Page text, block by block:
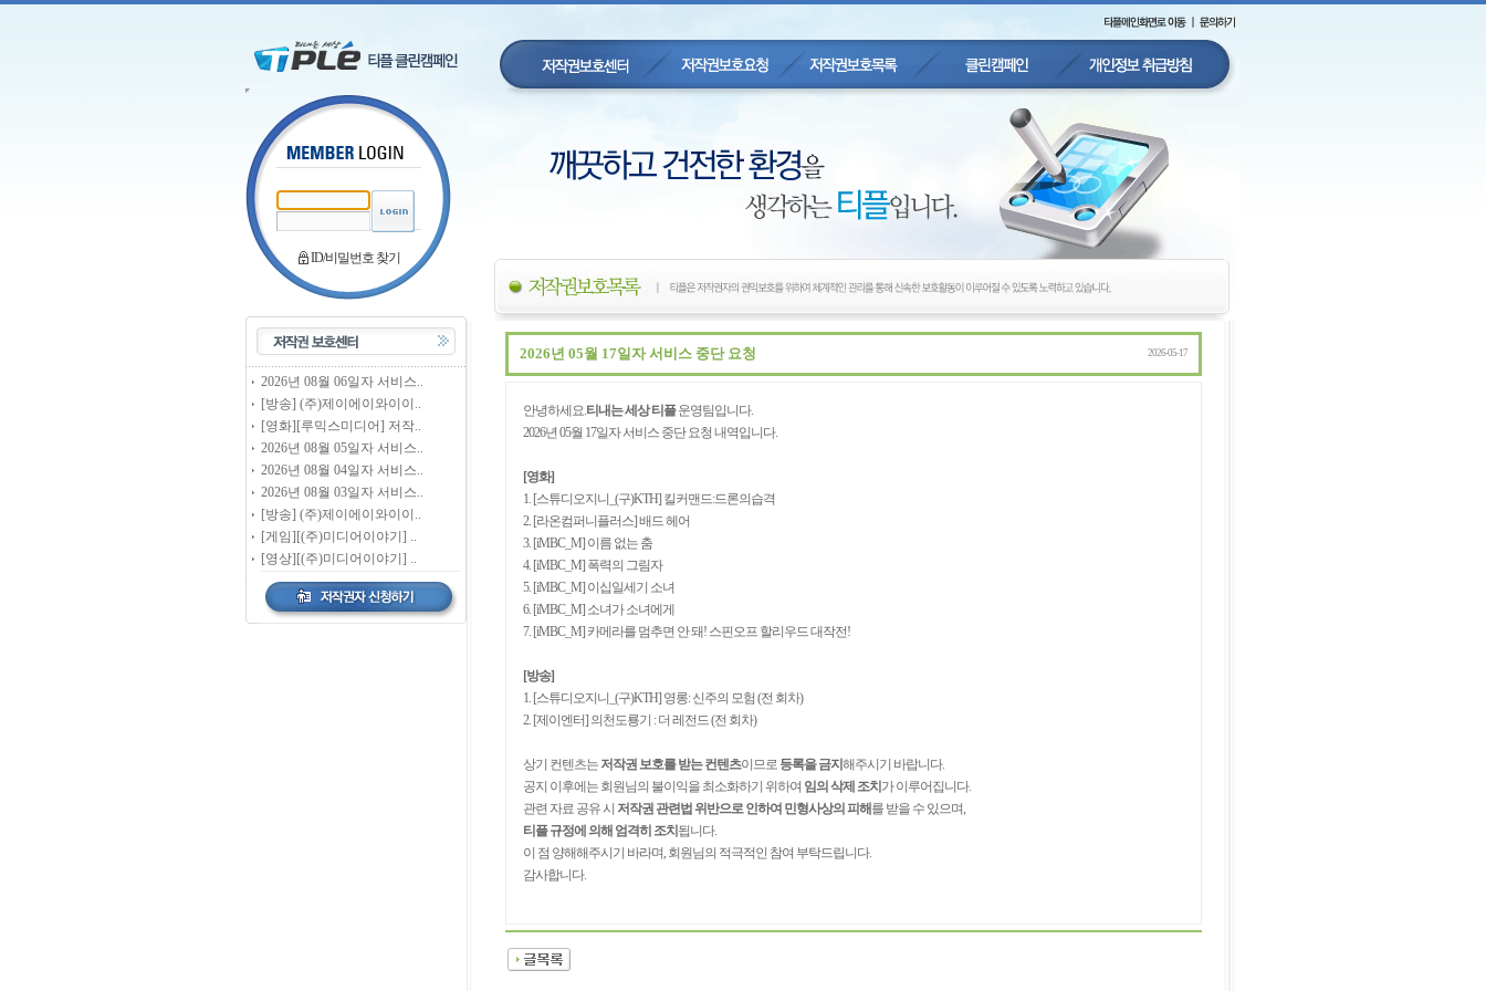
ID/비밀번호 찾기
2026년 08월 06일자 서비스..
[방송] (주)제이에이와이이..
[영화][루믹스미디어] 저작..
2026년 08월 05일자 서비스..
2026년 08월 04일자 서비스..
2026년 08월 03일자 서비스..
[방송] (주)제이에이와이이..
[게임][(주)미디어이야기] ..
[영상][(주)미디어이야기] ..
2026년 05월 17일자 서비스 중단 요청 2026-05-17
안녕하세요.티내는 세상 티플운영팀입니다.
2026년 05월 17일자 서비스 중단 요청 내역입니다.
[영화]
1. [스튜디오지니_(구)KTH] 킬커맨드:드론의습격
2. [라온컴퍼니플러스] 배드 헤어
3. [iMBC_M] 이름 없는 춤
4. [iMBC_M] 폭력의 그림자
5. [iMBC_M] 이십일세기 소녀
6. [iMBC_M] 소녀가 소녀에게
7. [iMBC_M] 카메라를 멈추면 안 돼! 스핀오프 할리우드 대작전!
[방송]
1. [스튜디오지니_(구)KTH] 영롱: 신주의 모험 (전 회차)
2. [제이엔터] 의천도룡기 : 더 레전드(전 회차)
상기 컨텐츠는 저작권 보호를 받는 컨텐츠이므로 등록을 금지 해주시기 바랍니다.
공지 이후에는 회원님의 불이익을 최소화하기 위하여 임의 삭제 조치 가 이루어집니다.
관련 자료 공유 시 저작권 관련법 위반으로 인하여 민형사상의 피해를 받을 수 있으며,
티플 규정에 의해 엄격히 조치 됩니다.
이 점 양해해주시기 바라며, 회원님의 적극적인 참여 부탁드립니다.
감사합니다.